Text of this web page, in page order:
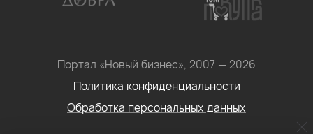
Портал «Новый бизнес», 2007 — 2026
Политика конфиденциальности
Обработка персональных данных